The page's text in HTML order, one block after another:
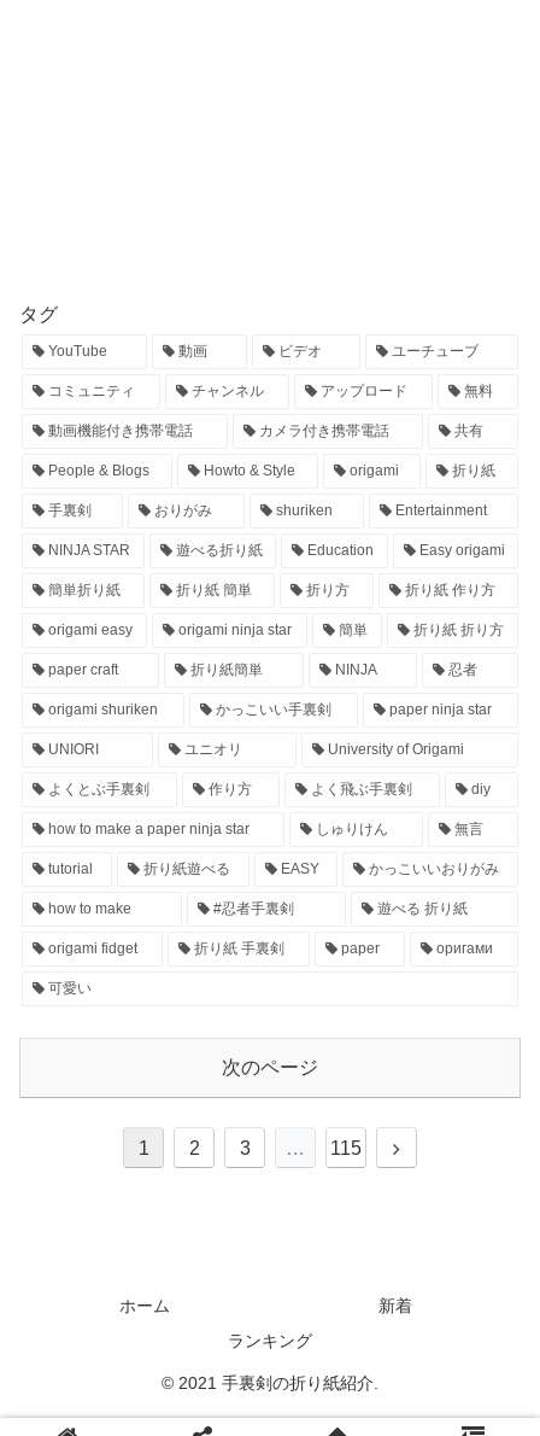
タグ
YouTube 動画 ビデオ ユーチューブ
コミュニティ チャンネル アップロード 無料
動画機能付き携帯電話 カメラ付き携帯電話 共有
People & Blogs Howto & Style origami 折り紙
手裏剣 おりがみ shuriken Entertainment
NINJA STAR 遊べる折り紙 Education Easy origami
簡単折り紙 折り紙 簡単 折り方 折り紙 作り方
origami easy origami ninja star 簡単 折り紙 折り方
paper craft 折り紙簡単 NINJA 忍者
origami shuriken かっこいい手裏剣 paper ninja star
UNIORI ユニオリ University of Origami
よくとぶ手裏剣 作り方 よく飛ぶ手裏剣 diy
how to make a paper ninja star しゅりけん 無言
tutorial 折り紙遊べる EASY かっこいいおりがみ
how to make #忍者手裏剣 遊べる 折り紙
origami fidget 折り紙 手裏剣 paper оригами
可愛い
次のページ
1 2 3 … 115
ホーム
新着
ランキング
© 2021 手裏剣の折り紙紹介.